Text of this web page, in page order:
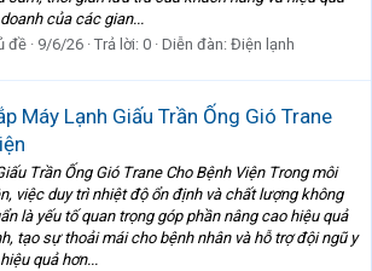
của các gian...
đề 9/6/26 Trả lời: 0 Diễn đàn: Điện lạnh
Máy Lạnh Giấu Trần Ống Gió Trane
Trần Ống Gió Trane Cho Bệnh Viện Trong môi
việc duy trì nhiệt độ ổn định và chất lượng không
là yếu tố quan trọng góp phần nâng cao hiệu quả
tạo sự thoải mái cho bệnh nhân và hỗ trợ đội ngũ y
quả hơn...